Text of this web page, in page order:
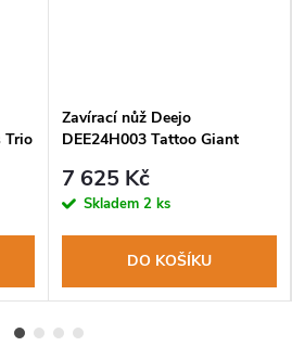
Trio
Zavírací nůž Deejo
DEE24H003 Tattoo Giant
Trio limitovaná edice
7 625 Kč
Skladem 2 ks
DO KOŠÍKU